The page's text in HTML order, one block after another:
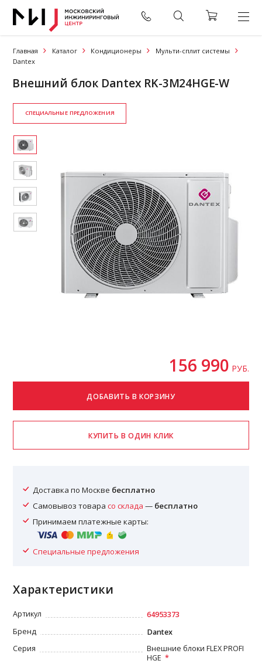
Главная Каталог Кондиционеры
Мульти-сплит системы
Dantex
Внешний блок Dantex RK-3M24HGE-W
СПЕЦИАЛЬНЫЕ ПРЕДЛОЖЕНИЯ
156 990 РУБ.
Доставка по Москве бесплатно
Самовывоз товарасо склада — бесплатно
Принимаем платежные карты:
Специальные предложения
Характеристики
Артикул
64953373
Бренд
Dantex
Серия
Внешние блоки FLEX PROFI
HGE